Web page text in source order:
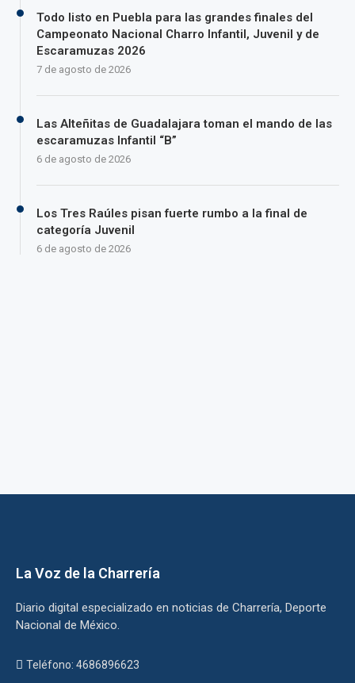
Todo listo en Puebla para las grandes finales del
Campeonato Nacional Charro Infantil, Juvenil y de
Escaramuzas 2026
7 de agosto de 2026
Las Alteñitas de Guadalajara toman el mando de las
escaramuzas Infantil “B”
6 de agosto de 2026
Los Tres Raúles pisan fuerte rumbo a la final de
categoría Juvenil
6 de agosto de 2026
La Voz de la Charrería
Diario digital especializado en noticias de Charrería, Deporte
Nacional de México.
Teléfono: 4686896623